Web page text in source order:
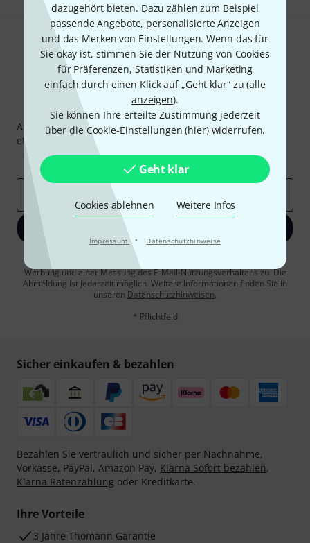
dazugehört bieten. Dazu zählen zum Beispiel
passende Angebote, personalisierte Anzeigen
und das Merken von Einstellungen. Wenn das für
Sie okay ist, stimmen Sie der Nutzung von Cookies
für Präferenzen, Statistiken und Marketing
einfach durch einen Klick auf „Geht klar“ zu (alle
anzeigen).
Sie können Ihre erteilte Zustimmung jederzeit
über die Cookie-Einstellungen (hier) widerrufen.
Geht klar
Cookies ablehnen Weitere Infos
Impressum · Datenschutzhinweise
Thomann Newsletter
Abonniere den Thomann Newsletter und gewinne mit
etwas Glück einen von
50 Gutscheinen
Inspirierende Beiträge
Deals Thomann Insights
Jetzt anmelden
Mit Klick auf „Jetzt anmelden“ stimmen Sie dem Erhalt von E-Mail-
Werbung und einer Messung des E-Mail-Nutzungsverhaltens zu. Die
Abmeldung ist jederzeit möglich. Weitere Informationen finden Sie in
unseren Datenschutzhinweisen.
* Pflichtfeld
Sicher einkaufen & bezahlen
Bezahlen Sie vertraulich und sicher per Nachnahme,
Vorkasse, PayPal, Amazon Pay, Klarna Sofort bezahlen,
Klarna Ratenzahlung oder Kreditkarte.
Ihre Vorteile
3 Jahre Thomann Garantie